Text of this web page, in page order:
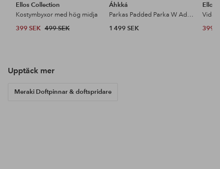
Ellos Collection
Kostymbyxor med hög midja
399 SEK 499 SEK
Áhkká
Parkas Padded Parka W Adjustable Waist
1 499 SEK
Ellos
399
Upptäck mer
Meraki Doftpinnar & doftspridare